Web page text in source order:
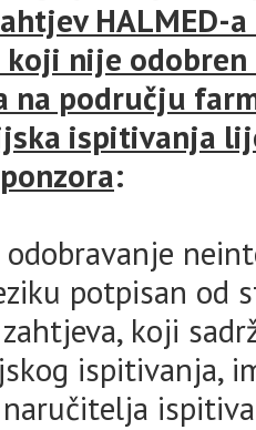
HALMED-
nije odobren
na području
ispitivanja
:
odobravanje
potpisan od
koji
ispitivanja,